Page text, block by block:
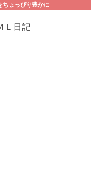
ょっぴり豊かに
Ｌ日記